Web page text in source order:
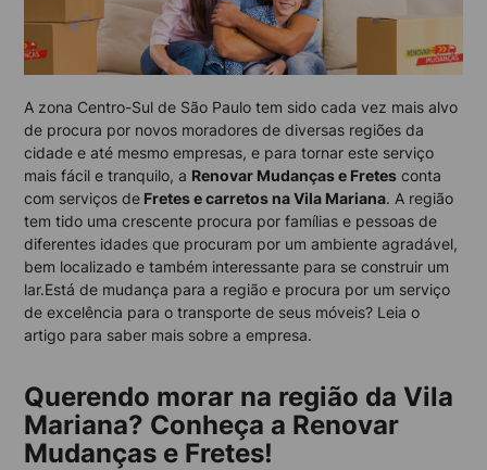
A zona Centro-Sul de São Paulo tem sido cada vez mais alvo
de procura por novos moradores de diversas regiões da
cidade e até mesmo empresas, e para tornar este serviço
mais fácil e tranquilo, a Renovar Mudanças e Fretes conta
com serviços de Fretes e carretos na Vila Mariana. A região
tem tido uma crescente procura por famílias e pessoas de
diferentes idades que procuram por um ambiente agradável,
bem localizado e também interessante para se construir um
lar.Está de mudança para a região e procura por um serviço
de excelência para o transporte de seus móveis? Leia o
artigo para saber mais sobre a empresa.
Querendo morar na região da Vila
Mariana? Conheça a Renovar
Mudanças e Fretes!